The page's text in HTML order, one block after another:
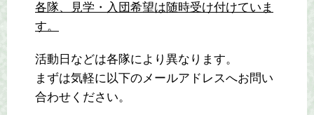
各隊、見学・入団希望は随時受け付けていま
す。
活動日などは各隊により異なります。
まずは気軽に以下のメールアドレスへお問い
合わせください。